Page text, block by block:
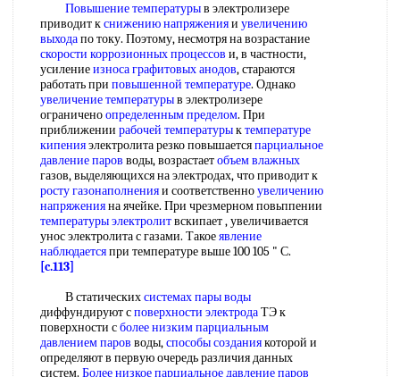
Повышение температурыв электролизере
приводит кснижению напряженияи увеличению
выходапо току. Поэтому, несмотря на возрастание
скорости коррозионных процессов и, в частности,
усилениеизноса графитовых анодов, стараются
работать при повышенной температуре. Однако
увеличение температурыв электролизере
ограниченоопределенным пределом. При
приближении рабочей температурыктемпературе
кипенияэлектролита резко повышаетсяпарциальное
давление паров воды, возрастаетобъем влажных
газов, выделяющихся на электродах, что приводит к
росту газонаполненияи соответственноувеличению
напряженияна ячейке. При чрезмерном повьппении
температуры электролитвскипает , увеличивается
унос электролита с газами. Такоеявление
наблюдаетсяпри температуре выше 100 105 " С.
[c.113]
В статическихсистемах пары воды
диффундируют споверхности электродаТЭ к
поверхности сболее низкимпарциальным
давлением паров воды,способы созданиякоторой и
определяют в первую очередь различия данных
систем. Более низкоепарциальное давление паров